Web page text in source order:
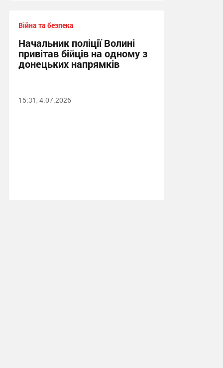
Війна та безпека
Начальник поліції Волині
привітав бійців на одному з
донецьких напрямків
15:31, 4.07.2026